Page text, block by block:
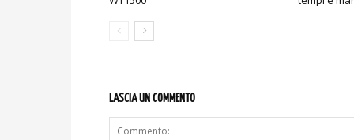
LASCIA UN COMMENTO